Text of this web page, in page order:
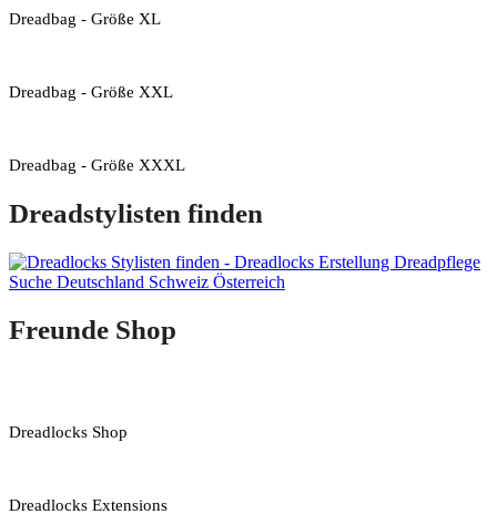
Dreadbag - Größe XL
Dreadbag - Größe XXL
Dreadbag - Größe XXXL
Dreadstylisten finden
Freunde Shop
Dreadlocks Shop
Dreadlocks Extensions